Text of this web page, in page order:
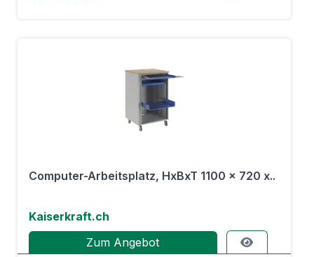
Computer-Arbeitsplatz, HxBxT 1100 x 720 x..
Kaiserkraft.ch
Zum Angebot